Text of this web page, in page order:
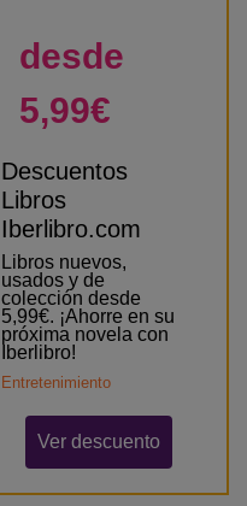
desde
5,99€
Descuentos
Libros
Iberlibro.com
Libros nuevos,
usados y de
colección desde
5,99€. ¡Ahorre en su
próxima novela con
Iberlibro!
Entretenimiento
Ver descuento